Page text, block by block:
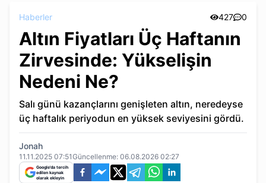
Haberler 427 0
Altın Fiyatları Üç Haftanın
Zirvesinde: Yükselişin
Nedeni Ne?
Salı günü kazançlarını genişleten altın, neredeyse
üç haftalık periyodun en yüksek seviyesini gördü.
Jonah
11.11.2025 07:51Güncellenme: 06.08.2026 02:27
Google'da tercih
edilen kaynak
olarak ekleyin